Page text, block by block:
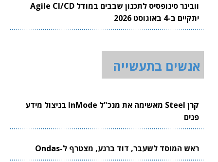
וובינר סינופסיס לתכנון שבבים במודל Agile CI/CD
יתקיים ב-4 באוגוסט 2026
אנשים בתעשייה
קרן Steel מאשימה את מנכ"ל InMode בניצול מידע
פנים
ראש המוסד לשעבר, דוד ברנע, מצטרף ל-Ondas